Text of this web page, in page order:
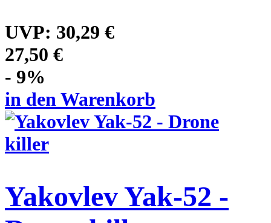
UVP: 30,29 €
27,50 €
- 9%
in den Warenkorb
Yakovlev Yak-52 -